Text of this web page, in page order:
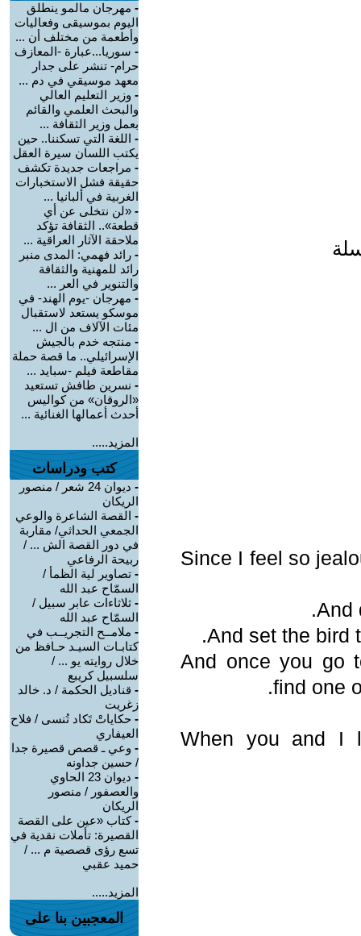
Since I feel so
And
And set the bird
And once you go
find one
When you and I
- مهرجان مالمو ينطلق
اليوم بموسيقى وفعاليات
وأطعمة من مختلف أن ...
- سوريا...عبارة -المعازف
حرام- تنشر على جدار
معهد موسيقي في دم ...
- وزير التعليم العالي
والبحث العلمي والقائم
بعمل وزير الثقافة ...
- اللغة التي تسكننا.. حين
يكتب اللسان سيرة العقل
- مراجعات جديدة تكشف
حقيقة فشل الاستخبارات
الغربية في ألبانيا ...
- «لن نتخلى عن أي
قطعة».. الثقافة تؤكد
ملاحقة الآثار العراقية ...
- رائد فهمي: المدى منبر
رائد للمهنية والثقافة
والتنوير في العر ...
- مهرجان -يوم الهند- في
موسكو يستعد لاستقبال
مئات الآلاف من ال ...
- منتجه خدم بالجيش
الإسرائيلي.. ما قصة حملة
مقاطعة فيلم -سبايد ...
- نسرين طافش تستعيد
«الروقان» من كواليس
أحدث أعمالها الغنائية ...
المزيد.....
كتب ودراسات
-
ديوان 24 شعر / منصور
الريكان
- القصة الشاعرة والوعي
الجمعي الحداثي/ مقاربة
في دور القصة الش ... /
ربيحة الرفاعي
- تصاوير لية الظمأ /
السمّاح عبد الله
- ثلاثاءات عابر سبيل /
السمّاح عبد الله
- ملامــح التجريــب في
كتابـات السيـد حـافظ من
خلال روايته يو ... /
سلسبيل كريبع
- قناديل الحكمة / د. خالد
زغريت
- حكاياتْ تَكاد تُنسى / فلاح
العيفاري
- وعي ـ قصص قصيرة جدا
/ حسين جداونه
-
ديوان 23 الحاوي
والعصفور / منصور
الريكان
-كتاب «عين على القصة
القصيرة: تأملات نقدية في
تسع رؤى قصصية م ... /
حميد عقبي
المزيد.....
المعجبين بنا على